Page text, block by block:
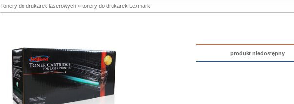
Tonery do drukarek laserowych » tonery do drukarek Lexmark
produkt niedostępny